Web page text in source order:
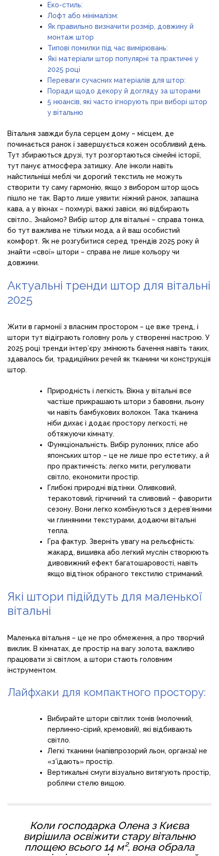
Еко-стиль:
Лофт або мінімалізм:
Як правильно визначити розмір, довжину й
монтаж штор
Типові помилки під час вимірювань:
Які матеріали штор популярні та практичні у
2025 році
Переваги сучасних матеріалів для штор:
Поради щодо декору й догляду за шторами
5 нюансів, які часто ігнорують при виборі штор
у вітальню
Вітальня завжди була серцем дому – місцем, де
починається ранок і завершується кожен особливий день.
Тут збираються друзі, тут розгортаються сімейні історії,
тут панує атмосфера затишку. Але інколи навіть
найстильніші меблі чи дорогий текстиль не можуть
створити ту саму гармонію, якщо з вибором штор щось
пішло не так. Варто лише уявити: ніжний ранок, запашна
кава, а у вікнах – похмурі, важкі завіси, які відбирають
світло… Знайомо? Вибір штор для вітальні – справа тонка,
бо тут важлива не тільки мода, а й ваш особистий
комфорт. Як не розгубитися серед трендів 2025 року й
знайти «свої» штори – справа не лише кольору чи
довжини.
Актуальні тренди штор для вітальні
2025
Жити в гармонії з власним простором – це вже тренд, і
штори тут відіграють головну роль у створенні настрою. У
2025 році тренди інтер’єру змінюють бачення навіть таких,
здавалось би, традиційних речей як тканини чи конструкція
штор.
Природність і легкість. Вікна у вітальні все
частіше прикрашають штори з бавовни, льону
чи навіть бамбукових волокон. Така тканина
ніби дихає і додає простору легкості, не
обтяжуючи кімнату.
Функціональність. Вибір рулонних, плісе або
японських штор – це не лише про естетику, а й
про практичність: легко мити, регулювати
світло, економити простір.
Глибокі природні відтінки. Оливковий,
теракотовий, гірчичний та сливовий – фаворити
сезону. Вони легко комбінуються з дерев’яними
чи глиняними текстурами, додаючи вітальні
тепла.
Гра фактур. Зверніть увагу на рельєфність:
жакард, вишивка або легкий муслін створюють
дивовижний ефект багатошаровості, навіть
якщо відтінок обраного текстилю стриманий.
Які штори підійдуть для маленької
вітальні
Маленька вітальня – це не про обмеження, а про творчий
виклик. В кімнатах, де простір на вагу золота, важливо
працювати зі світлом, а штори стають головним
інструментом.
Лайфхаки для компактного простору:
Вибирайте штори світлих тонів (молочний,
перлинно-сірий, кремовий), які відбивають
світло.
Легкі тканини (напівпрозорий льон, органза) не
«з’їдають» простір.
Вертикальні смуги візуально витягують простір,
роблячи стелю вищою.
Коли господарка Олена з Києва
вирішила освіжити стару вітальню
площею всього 14 м², вона обрала